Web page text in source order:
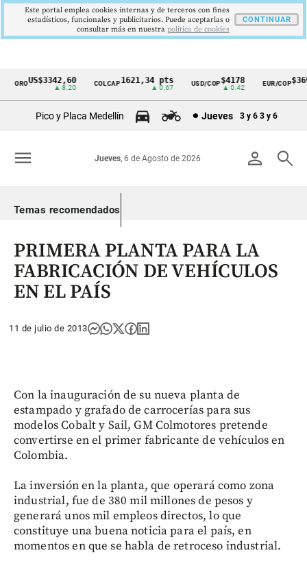
Cintillo
Colombia
OROUS$3342,60
▲ 8.20
COLCAP1621,34 pts
▲ 0.67
USD/COP$4178
▲ 0.42
EUR/COP
Pico y Placa Medellín Jueves 3 y 6 3 y 6
person search
Jueves, 6 de Agosto de 2026
menu
Temas recomendados
PRIMERA PLANTA PARA LA
FABRICACIÓN DE VEHÍCULOS
EN EL PAÍS
11 de julio de 2013
Con la inauguración de su nueva planta de
estampado y grafado de carrocerías para sus
modelos Cobalt y Sail, GM Colmotores pretende
convertirse en el primer fabricante de vehículos en
Colombia.
La inversión en la planta, que operará como zona
industrial, fue de 380 mil millones de pesos y
generará unos mil empleos directos, lo que
constituye una buena noticia para el país, en
momentos en que se habla de retroceso industrial.
Este portal emplea cookies internas y de terceros con fines
estadísticos, funcionales y publicitarios. Puede aceptarlas o
consultar más en nuestra politica de cookies
CONTINUAR